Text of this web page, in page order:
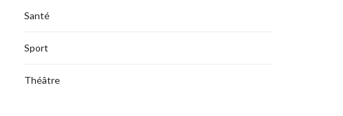
Santé
Sport
Théâtre